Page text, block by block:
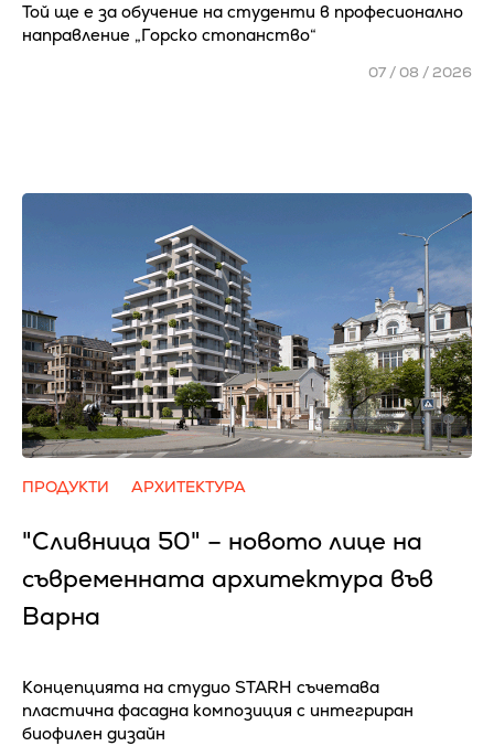
Той ще е за обучение на студенти в професионално
направление „Горско стопанство“
07 / 08 / 2026
ПРОДУКТИ АРХИТЕКТУРА
"Сливница 50" – новото лице на
съвременната архитектура във
Варна
Концепцията на студио STARH съчетава
пластична фасадна композиция с интегриран
биофилен дизайн